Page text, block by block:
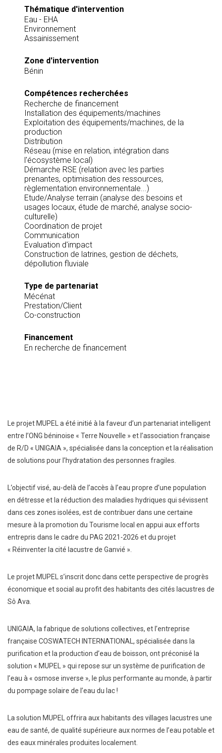
Thématique d'intervention
Eau - EHA
Environnement
Assainissement
Zone d'intervention
Bénin
Compétences recherchées
Recherche de financement
Installation des équipements/machines
Exploitation des équipements/machines, de la
production
Distribution
Réseau (mise en relation, intégration dans
l'écosystème local)
Démarche RSE (relation avec les parties
prenantes, optimisation des ressources,
règlementation environnementale...)
Etude/Analyse terrain (analyse des besoins et
usages locaux, étude de marché, analyse socio-
culturelle)
Coordination de projet
Communication
Evaluation d'impact
Construction de latrines, gestion de déchets,
dépollution fluviale
Type de partenariat
Mécénat
Prestation/Client
Co-construction
Financement
En recherche de financement
Le projet MUPEL a été initié à la faveur d’un partenariat intelligent
entre l’ONG béninoise « Terre Nouvelle » et l’association française
de R/D « UNIGAIA », spécialisée dans la conception et la réalisation
de solutions pour l’hydratation des personnes fragiles.
L’objectif visé, au-delà de l’accès à l’eau propre d’une population
en détresse et la réduction des maladies hydriques qui sévissent
dans ces zones isolées, est de contribuer dans une certaine
mesure à la promotion du Tourisme local en appui aux efforts
entrepris dans le cadre du PAG 2021-2026 et du projet
« Réinventer la cité lacustre de Ganvié ».
Le projet MUPEL s’inscrit donc dans cette perspective de progrès
économique et social au profit des habitants des cités lacustres de
Sô Ava.
UNIGAIA, la fabrique de solutions collectives, et l’entreprise
française COSWATECH INTERNATIONAL, spécialisée dans la
purification et la production d’eau de boisson, ont préconisé la
solution « MUPEL » qui repose sur un système de purification de
l’eau à « osmose inverse », le plus performante au monde, à partir
du pompage solaire de l’eau du lac !
La solution MUPEL offrira aux habitants des villages lacustres une
eau de santé, de qualité supérieure aux normes de l’eau potable et
des eaux minérales produites localement.